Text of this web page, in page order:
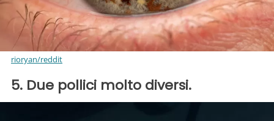
rioryan/reddit
5. Due pollici molto diversi.